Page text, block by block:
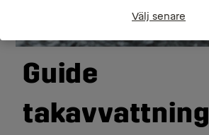
Välj senare
Guide
takavvattning